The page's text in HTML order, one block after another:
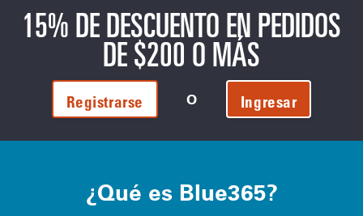
15% DE DESCUENTO EN PEDIDOS
DE $200 O MÁS
Registrarse O Ingresar
¿Qué es Blue365?